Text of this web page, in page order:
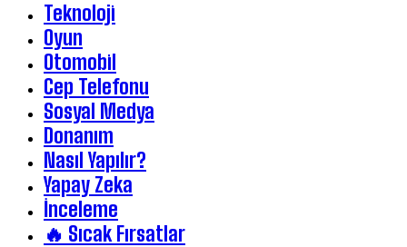
Teknoloji
Oyun
Otomobil
Cep Telefonu
Sosyal Medya
Donanım
Nasıl Yapılır?
Yapay Zeka
İnceleme
🔥 Sıcak Fırsatlar